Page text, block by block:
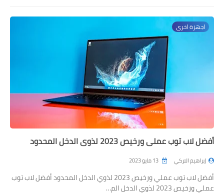
اجهزة اخرى
أفضل لاب توب عملي ورخيص 2023 لذوي الدخل المحدود
إبراهيم التركي
أفضل لاب توب عملي ورخيص 2023 لذوي الدخل المحدود أفضل لاب توب
عملي ورخيص 2023 لذوي الدخل الم…